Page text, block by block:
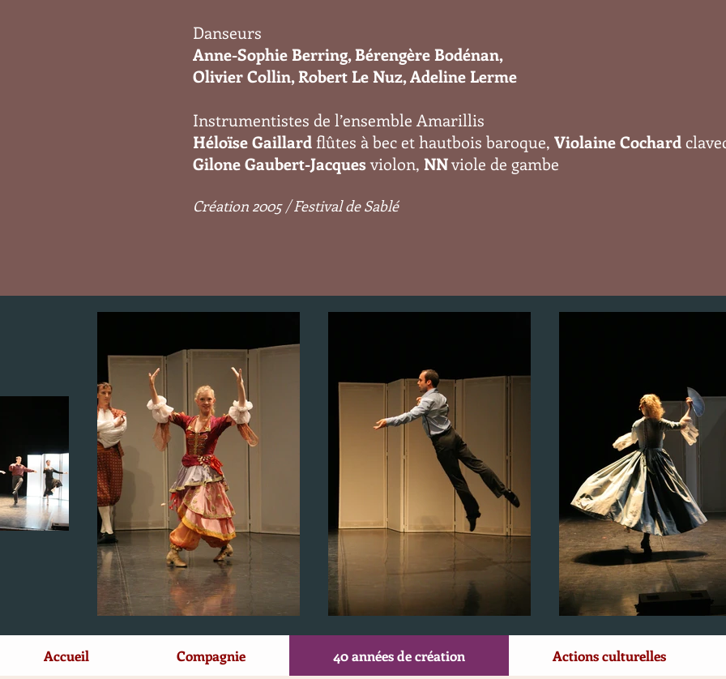
​Danseurs
Anne-Sophie Berring, Bérengère Bodénan,
Olivier Collin, Robert Le Nuz, Adeline Lerme
Instrumentistes de l’ensemble Amarillis
Héloïse Gaillard flûtes à bec et hautbois baroque, Violaine Cochard
Gilone Gaubert-Jacquesviolon, NNviole de gambe
Création 2005 / Festival de Sablé
Accueil Compagnie 40 années de création Actions culturelles